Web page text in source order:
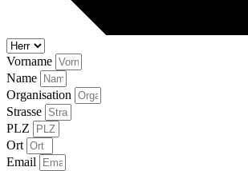
Vorname
Name
Organisation
Strasse
PLZ
Ort
Email